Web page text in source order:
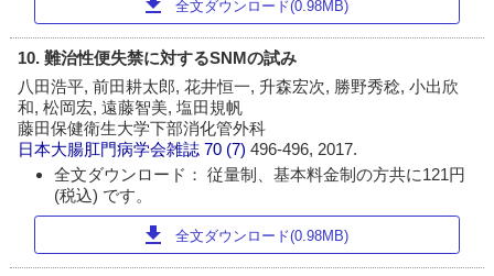
全文ダウンロード(0.98MB)
10. 難治性便失禁に対するSNMの試み
八田浩平, 前田耕太郎, 花井恒一, 升森宏次, 勝野秀稔, 小出欣
和, 松岡宏, 遠藤智美, 塩田規帆
藤田保健衛生大学下部消化管外科
日本大腸肛門病学会雑誌 70 (7)496-496, 2017.
全文ダウンロード： 従量制、基本料金制の方共に121円
(税込) です。
download 全文ダウンロード(0.98MB)